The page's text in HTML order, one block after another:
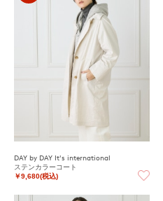
DAY by DAY It's international
ステンカラーコート
￥9,680(税込)